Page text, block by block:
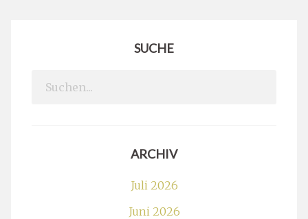
SUCHE
Search
ARCHIV
Juli 2026
Juni 2026